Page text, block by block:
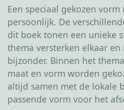
Een speciaal gekozen
persoonlijk. De
dit boek tonen een unieke
thema versterken elkaar
bijzonder. Binnen het
maat en vorm worden
altijd samen met de lokale
passende vorm voor het